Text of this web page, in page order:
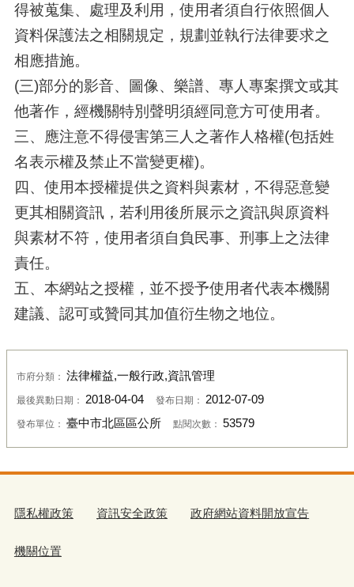
得被蒐集、處理及利用，使用者須自行依照個人
資料保護法之相關規定，規劃並執行法律要求之
相應措施。
(三)部分的影音、圖像、樂譜、專人專案撰文或其
他著作，經機關特別聲明須經同意方可使用者。
三、應注意不得侵害第三人之著作人格權(包括姓
名表示權及禁止不當變更權)。
四、使用本授權提供之資料與素材，不得惡意變
更其相關資訊，若利用後所展示之資訊與原資料
與素材不符，使用者須自負民事、刑事上之法律
責任。
五、本網站之授權，並不授予使用者代表本機關
建議、認可或贊同其加值衍生物之地位。
市府分類： 法律權益,一般行政,資訊管理
最後異動日期： 2018-04-04 發布日期： 2012-07-09
發布單位： 臺中市北區區公所 點閱次數： 53579
隱私權政策 資訊安全政策 政府網站資料開放宣告
機關位置